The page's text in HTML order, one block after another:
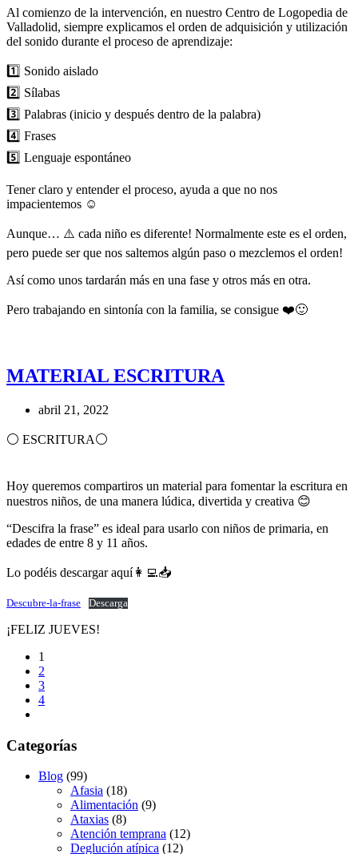
Al comienzo de la intervención, en nuestro Centro de Logopedia de
Valladolid, siempre explicamos el orden de adquisición y utilización
del sonido durante el proceso de aprendizaje:
1️⃣ Sonido aislado
2️⃣ Sílabas
3️⃣ Palabras (inicio y después dentro de la palabra)
4️⃣ Frases
5️⃣ Lenguaje espontáneo
Tener claro y entender el proceso, ayuda a que no nos
impacientemos ☺️
Aunque… ⚠️ cada niño es diferente! Normalmente este es el orden,
pero puede ser que nos saltemos algún paso o mezclemos el orden!
Así como unos tardarán más en una fase y otros más en otra.
Pero trabajando en sintonía con la familia, se consigue ❤️🙂
MATERIAL ESCRITURA
abril 21, 2022
⚪️ ESCRITURA⚪️
Hoy queremos compartiros un material para fomentar la escritura en
nuestros niños, de una manera lúdica, divertida y creativa 😊
“Descifra la frase” es ideal para usarlo con niños de primaria, en
edades de entre 8 y 11 años.
Lo podéis descargar aquí👩‍💻📥
Descubre-la-frase Descarga
¡FELIZ JUEVES!
1
2
3
4
Categorías
Blog (99)
Afasia (18)
Alimentación (9)
Ataxias (8)
Atención temprana (12)
Deglución atípica (12)